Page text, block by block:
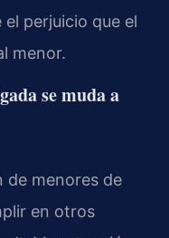
perjuicio que el
menor.
se muda a
de menores de
en otros